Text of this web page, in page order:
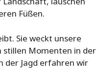
Füßen.
Sie weckt unsere
stillen Momenten in der
der Jagd erfahren wir